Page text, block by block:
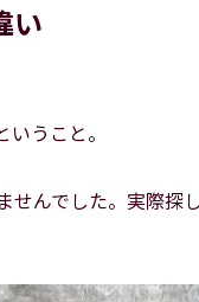
い
うこと。
んでした。実際探